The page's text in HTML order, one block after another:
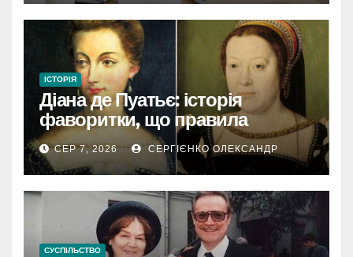
ІСТОРІЯ
Діана де Пуатьє: історія
фаворитки, що правила
Францією
СЕР 7, 2026 СЕРГІЄНКО ОЛЕКСАНДР
СУСПІЛЬСТВО